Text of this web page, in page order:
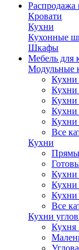
Распродажа
Кровати
Кухни
Кухонные
Шкафы
Мебель для
Модульные
Кухни
Кухни
Кухни
Кухни
Кухни
Все
Кухни
Кухни
Все
Кухни
Кухня